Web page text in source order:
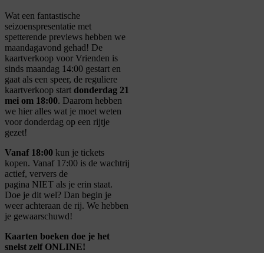
Wat een fantastische
seizoenspresentatie met
spetterende previews hebben we
maandagavond gehad! De
kaartverkoop voor Vrienden is
sinds maandag 14:00 gestart en
gaat als een speer, de reguliere
kaartverkoop start donderdag 21
mei om 18:00. Daarom hebben
we hier alles wat je moet weten
voor donderdag op een rijtje
gezet!
Vanaf 18:00 kun je tickets
kopen. Vanaf 17:00 is de wachtrij
actief, ververs de
pagina NIET als je erin staat.
Doe je dit wel? Dan begin je
weer achteraan de rij. We hebben
je gewaarschuwd!
Kaarten boeken doe je het
snelst zelf ONLINE!